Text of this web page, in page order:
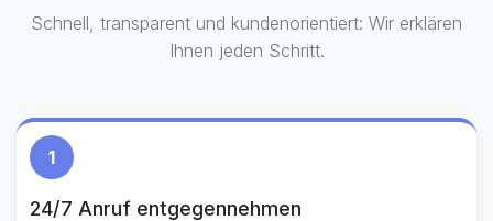
Schnell, transparent und kundenorientiert: Wir erklären
Ihnen jeden Schritt.
1
24/7 Anruf entgegennehmen